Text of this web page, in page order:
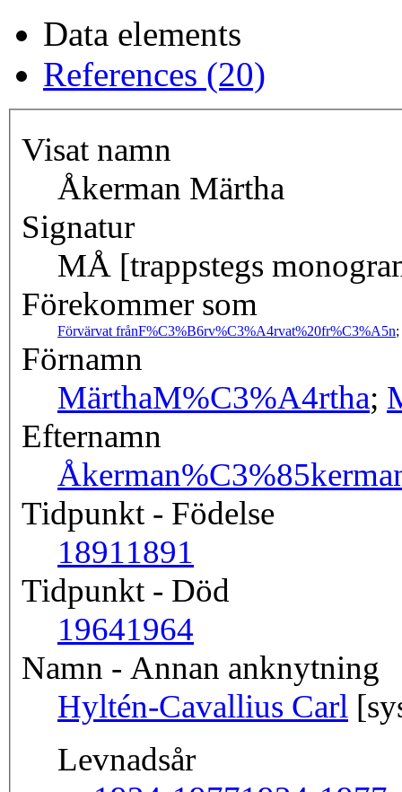
Data elements
References (20)
Visat namn
Åkerman Märtha
Signatur
MÅ [trappstegs
Förekommer som
Förvärvat frånF%C3%B6rv%C3%A4rvat%20fr%C3%A5n;
Förnamn
MärthaM%C3%A4rtha;
Efternamn
Åkerman
Tidpunkt - Födelse
18911891
Tidpunkt - Död
19641964
Namn - Annan anknytning
Hyltén-Cavallius Carl
Levnadsår